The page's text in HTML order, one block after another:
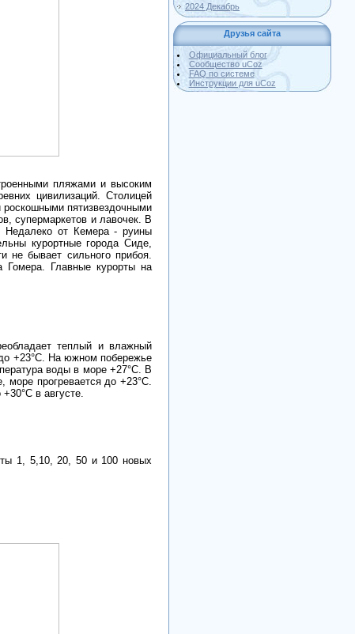
пляжами и высоким
цивилизаций. Столицей
роскошными пятизвездочными
супермаркетов и лавочек. В
Недалеко от Кемера - руины
курортные города Сиде,
не бывает сильного прибоя.
Гомера. Главные курорты на
теплый и влажный
до +23°С. На южном побережье
воды в море +27°С. В
море прогревается до +23°С.
в августе.
1, 5,10, 20, 50 и 100 новых
2024 Декабрь
Друзья сайта
Официальный блог
Сообщество uCoz
FAQ по системе
Инструкции для uCoz